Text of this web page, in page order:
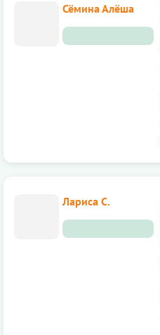
Сёмина Алёша
Лариса С.